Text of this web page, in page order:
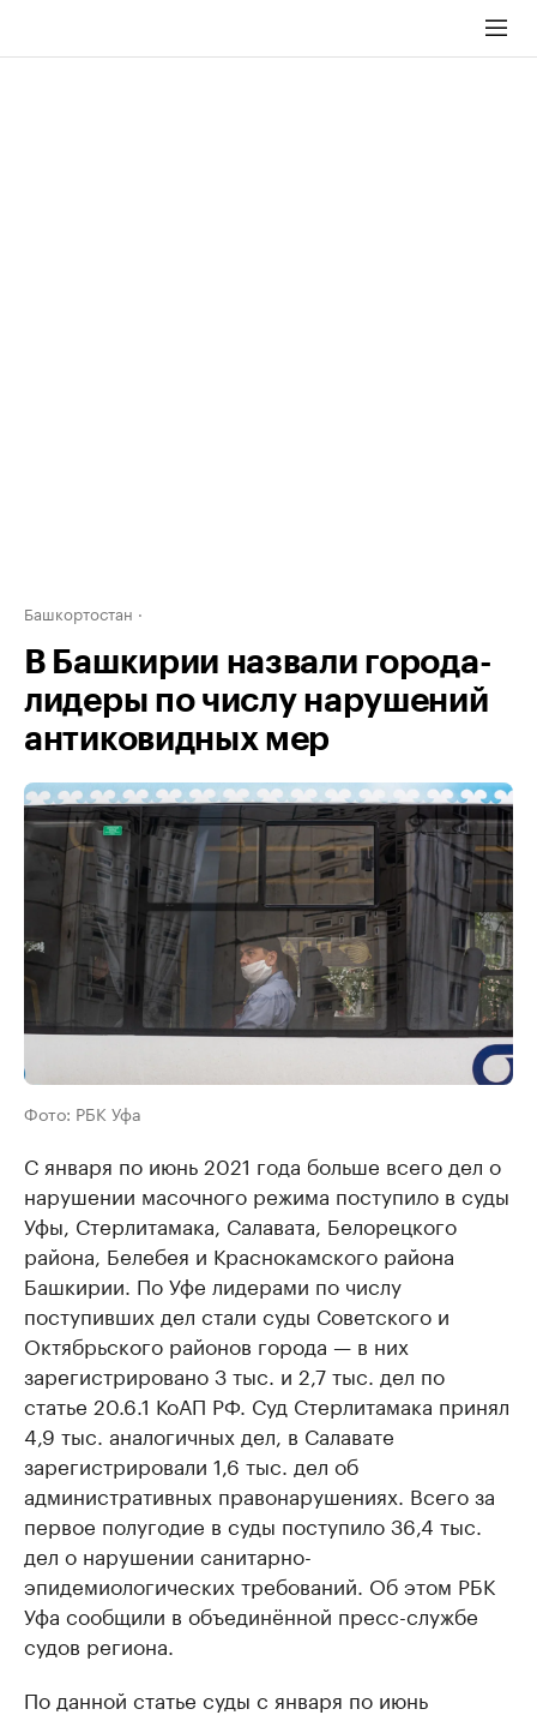
Башкортостан
В Башкирии назвали города-
лидеры по числу нарушений
антиковидных мер
Фото: РБК Уфа
С января по июнь 2021 года больше всего дел о
нарушении масочного режима поступило в суды
Уфы, Стерлитамака, Салавата, Белорецкого
района, Белебея и Краснокамского района
Башкирии. По Уфе лидерами по числу
поступивших дел стали суды Советского и
Октябрьского районов города — в них
зарегистрировано 3 тыс. и 2,7 тыс. дел по
статье 20.6.1 КоАП РФ. Суд Стерлитамака принял
4,9 тыс. аналогичных дел, в Салавате
зарегистрировали 1,6 тыс. дел об
административных правонарушениях. Всего за
первое полугодие в суды поступило 36,4 тыс.
дел о нарушении санитарно-
эпидемиологических требований. Об этом РБК
Уфа сообщили в объединённой пресс-службе
судов региона.
По данной статье суды с января по июнь